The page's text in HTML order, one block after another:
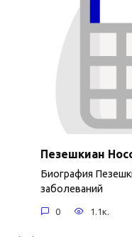
Пезешкиан
Биография
заболеваний
0 1.1к.